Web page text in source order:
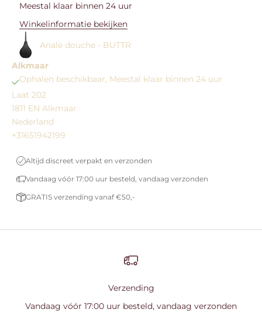
Meestal klaar binnen 24 uur
Winkelinformatie bekijken
Anale douche - BUTTR
Alkmaar
Ophalen beschikbaar, Meestal klaar binnen 24 uur
Laat 202
1811 EN Alkmaar
Nederland
+31651942199
Altijd discreet verpakt en verzonden
Vandaag vóór 17:00 uur besteld, vandaag verzonden
GRATIS verzending vanaf €50,-
Verzending
Vandaag vóór 17:00 uur besteld, vandaag verzonden